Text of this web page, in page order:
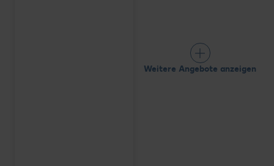
Weitere Angebote anzeigen